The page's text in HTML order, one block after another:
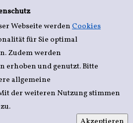
Webseite werdenCookies
für Sie optimal
Zudem werden
erhoben und genutzt. Bitte
allgemeine
der weiteren Nutzung stimmen